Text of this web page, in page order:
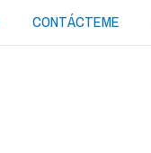
CONTÁCTEME